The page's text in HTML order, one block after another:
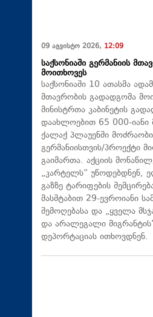
09 აგვისტო 2026, 12:09
საქსონიაში გერმანიის
მოითხოვეს
საქსონიაში 10 ათასმა
მთავრობის გადადგომა
მინისტრთა კაბინეტის
დაახლოებით 65 000-იანი
ქალაქ პლაუენში
გერმანიისთვის/პროექტი
გაიმართა. აქციის
„კარტელს“ უწოდებდნენ,
გაზზე ტარიფების
მასშტაბით 29-ევროიანი
შემოღებასა და „ყველა
და არალეგალი
დეპორტაციას ითხოვდნენ.